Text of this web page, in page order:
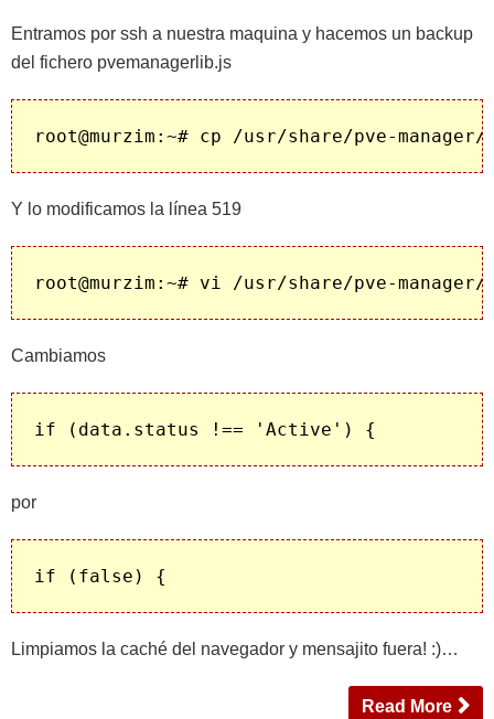
Entramos por ssh a nuestra maquina y hacemos un backup
del fichero pvemanagerlib.js
Y lo modificamos la línea 519
Cambiamos
por
Limpiamos la caché del navegador y mensajito fuera! :)…
Read More